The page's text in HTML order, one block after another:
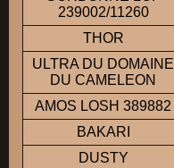
239002/11260
THOR
ULTRA DU DOMAINE
DU CAMELEON
AMOS LOSH 389882
BAKARI
DUSTY